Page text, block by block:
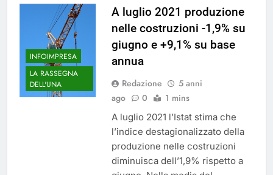
INFOIMPRESA
LA RASSEGNA
DELL'UNA
A luglio 2021 produzione
nelle costruzioni -1,9% su
giugno e +9,1% su base
annua
Redazione
5 anni
ago
0 1 mins
A luglio 2021 l’Istat stima che
l’indice destagionalizzato della
produzione nelle costruzioni
diminuisca dell’1,9% rispetto a